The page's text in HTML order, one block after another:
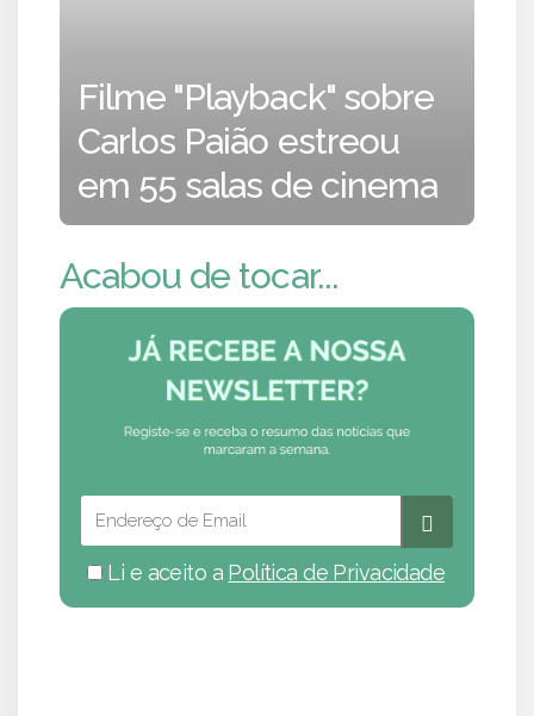
Filme "Playback" sobre
Carlos Paião estreou
em 55 salas de cinema
Acabou de tocar...
Li e aceito a Política de Privacidade